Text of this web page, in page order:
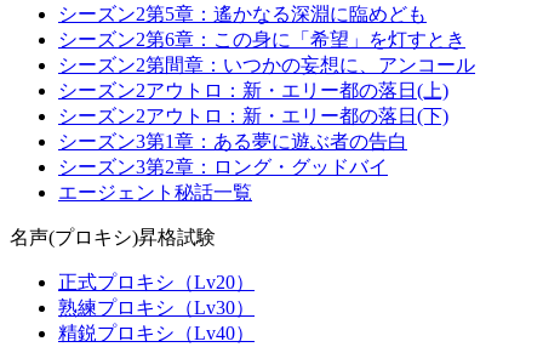
シーズン2第5章：遙かなる深淵に臨めども
シーズン2第6章：この身に「希望」を灯すとき
シーズン2第間章：いつかの妄想に、アンコール
シーズン2アウトロ：新・エリー都の落日(上)
シーズン2アウトロ：新・エリー都の落日(下)
シーズン3第1章：ある夢に遊ぶ者の告白
シーズン3第2章：ロング・グッドバイ
エージェント秘話一覧
名声(プロキシ)昇格試験
正式プロキシ（Lv20）
熟練プロキシ（Lv30）
精鋭プロキシ（Lv40）